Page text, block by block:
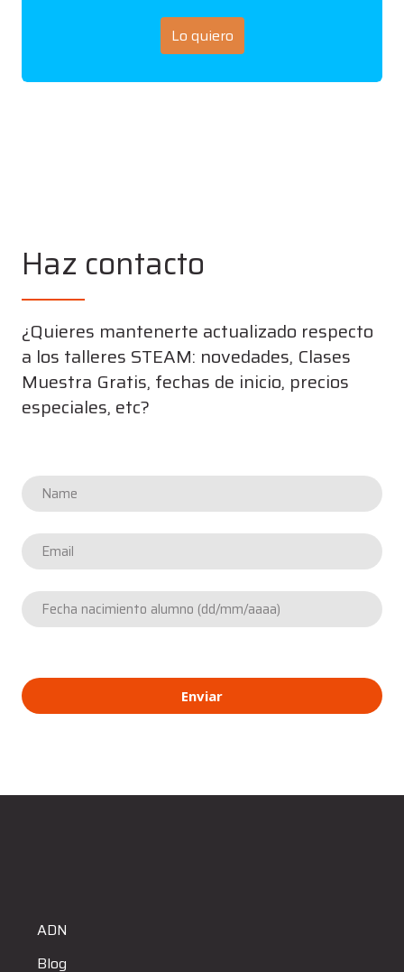
Lo quiero
Haz contacto
¿Quieres mantenerte actualizado respecto
a los talleres STEAM: novedades, Clases
Muestra Gratis, fechas de inicio, precios
especiales, etc?
Enviar
ADN
Blog